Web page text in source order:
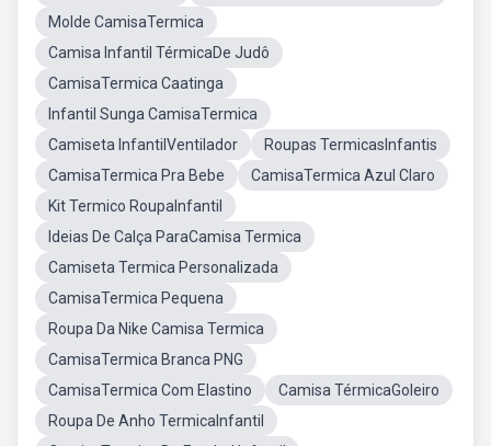
Molde CamisaTermica
Camisa Infantil TérmicaDe Judô
CamisaTermica Caatinga
Infantil Sunga CamisaTermica
Camiseta InfantilVentilador
Roupas TermicasInfantis
CamisaTermica Pra Bebe
CamisaTermica Azul Claro
Kit Termico RoupaInfantil
Ideias De Calça ParaCamisa Termica
Camiseta Termica Personalizada
CamisaTermica Pequena
Roupa Da Nike Camisa Termica
CamisaTermica Branca PNG
CamisaTermica Com Elastino
Camisa TérmicaGoleiro
Roupa De Anho TermicaInfantil